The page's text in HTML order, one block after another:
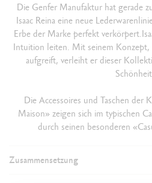
Die Genfer Manufaktur hat gerade
Isaac Reina eine neue
Erbe der Marke perfekt
Intuition leiten. Mit seinem Konzept,
aufgreift, verleiht er dieser
Die Accessoires und Taschen der
Maison» zeigen sich im typischen
durch seinen besonderen
Zusammensetzung